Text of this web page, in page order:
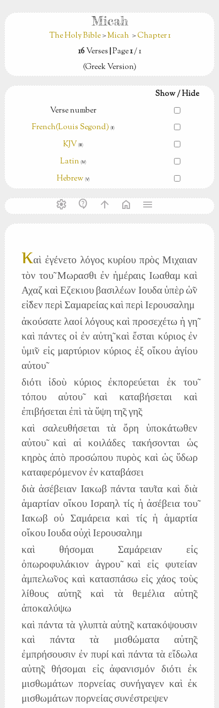
Micah
The Holy Bible>Micah>Chapter 1
16Verses|Page1/ 1
(Greek Version)
Show / Hide
Verse number
French(Louis Segond) (Ⅱ)
KJV (Ⅲ)
Latin (Ⅳ)
Hebrew (Ⅴ)
settings contact_support arrow_upward home menu
καὶ ἐγένετο λόγος κυρίου πρὸς Μιχαιαν
τὸν του̃ Μωρασθι ἐν ἡμέραις Ιωαθαμ καὶ
Αχαζ καὶ Εζεκιου βασιλέων Ιουδα ὑπὲρ ὡ̃ν
εἰ̃δεν περὶ Σαμαρείας καὶ περὶ Ιερουσαλημ
ἀκούσατε λαοί λόγους καὶ προσεχέτω ἡ γη̃
καὶ πάντες οἱ ἐν αὐτη̨̃ καὶ ἔσται κύριος ἐν
ὑμι̃ν εἰς μαρτύριον κύριος ἐξ οἴκου ἁγίου
αὐτου̃
διότι ἰδοὺ κύριος ἐκπορεύεται ἐκ του̃
τόπου αὐτου̃ καὶ καταβήσεται καὶ
ἐπιβήσεται ἐπὶ τὰ ὕψη τη̃ς γη̃ς
καὶ σαλευθήσεται τὰ ὄρη ὑποκάτωθεν
αὐτου̃ καὶ αἱ κοιλάδες τακήσονται ὡς
κηρὸς ἀπὸ προσώπου πυρὸς καὶ ὡς ὕδωρ
καταφερόμενον ἐν καταβάσει
διὰ ἀσέβειαν Ιακωβ πάντα ταυ̃τα καὶ διὰ
ἁμαρτίαν οἴκου Ισραηλ τίς ἡ ἀσέβεια του̃
Ιακωβ οὐ Σαμάρεια καὶ τίς ἡ ἁμαρτία
οἴκου Ιουδα οὐχὶ Ιερουσαλημ
καὶ θήσομαι Σαμάρειαν εἰς
ὀπωροφυλάκιον ἀγρου̃ καὶ εἰς φυτείαν
ἀμπελω̃νος καὶ κατασπάσω εἰς χάος τοὺς
λίθους αὐτη̃ς καὶ τὰ θεμέλια αὐτη̃ς
ἀποκαλύψω
καὶ πάντα τὰ γλυπτὰ αὐτη̃ς κατακόψουσιν
καὶ πάντα τὰ μισθώματα αὐτη̃ς
ἐμπρήσουσιν ἐν πυρί καὶ πάντα τὰ εἴδωλα
αὐτη̃ς θήσομαι εἰς ἀφανισμόν διότι ἐκ
μισθωμάτων πορνείας συνήγαγεν καὶ ἐκ
μισθωμάτων πορνείας συνέστρεψεν